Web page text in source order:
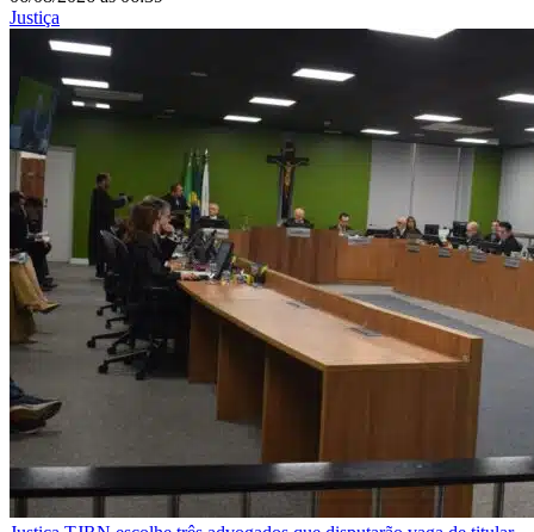
Justiça